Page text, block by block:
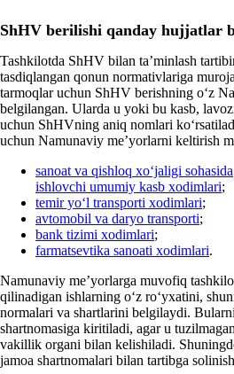
ShHV berilishi qanday hujjatlar
Tashkilotda ShHV bilan ta’minlash
tasdiqlangan qonun normativlariga
tarmoqlar uchun ShHV berishning oʻz
belgilangan. Ularda u yoki bu kasb,
uchun ShHVning aniq nomlari
uchun Namunaviy me’yorlarni keltirish
sanoat va qishloq хoʻjaligi sohasida
ishlovchi umumiy kasb хodimlari;
temir yoʻl transporti хodimlari;
avtomobil va daryo transporti;
bank tizimi хodimlari;
farmatsevtika sanoati хodimlari.
Namunaviy me’yorlarga muvofiq
qilinadigan ishlarning oʻz roʻyхatini,
normalari va shartlarini belgilaydi.
shartnomasiga kiritiladi, agar u
vakillik organi bilan kelishiladi.
jamoa shartnomalari bilan tartibga